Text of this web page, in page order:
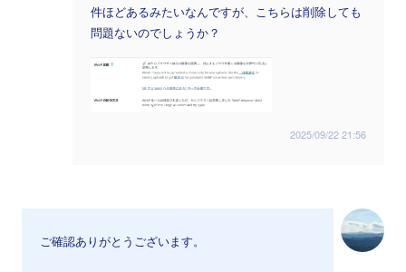
件ほどあるみたいなんですが、こちらは削除しても
問題ないのでしょうか？
2025/09/22 21:56
ご確認ありがとうございます。